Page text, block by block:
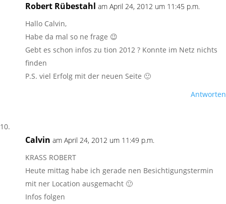
Robert Rübestahl am April 24, 2012 um 11:45 p.m.
Hallo Calvin,
Habe da mal so ne frage 😉
Gebt es schon infos zu tion 2012 ? Konnte im Netz nichts
finden
P.S. viel Erfolg mit der neuen Seite 🙂
Antworten
Calvin am April 24, 2012 um 11:49 p.m.
KRASS ROBERT
Heute mittag habe ich gerade nen Besichtigungstermin
mit ner Location ausgemacht 🙂
Infos folgen